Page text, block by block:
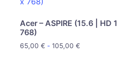
Acer – ASPIRE (15.6 | HD
768)
65,00€ - 105,00€